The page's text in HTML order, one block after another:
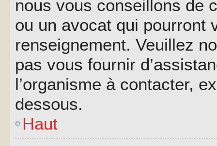
nous vous conseillons de
ou un avocat qui pourront
renseignement. Veuillez
pas vous fournir
l’organisme à contacter,
dessous.
Haut